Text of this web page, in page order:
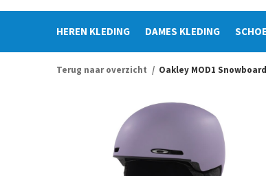
HEREN KLEDING DAMES KLEDING
Terug naar overzicht Oakley MOD1